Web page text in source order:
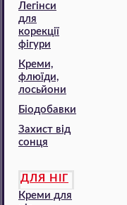
Легінси
для
корекції
фігури
Креми,
флюїди,
лосьйони
Біодобавки
Захист від
сонця
ДЛЯ НІГ
Креми для